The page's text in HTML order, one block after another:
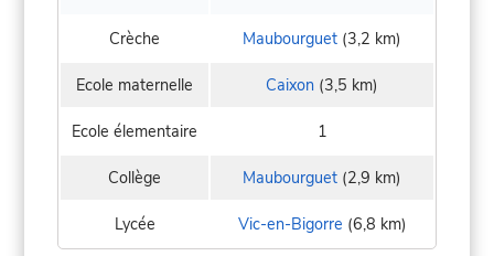
Crèche Maubourguet (3,2 km)
Ecole maternelle Caixon (3,5 km)
Ecole élementaire 1
Collège Maubourguet (2,9 km)
Lycée Vic-en-Bigorre (6,8 km)